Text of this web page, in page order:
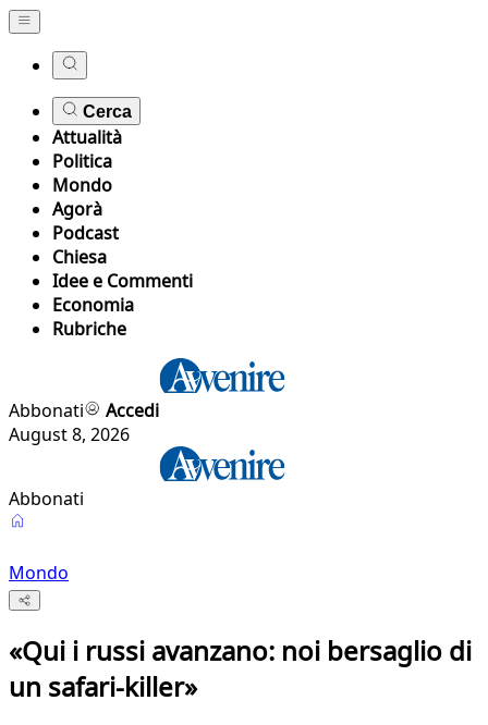
Cerca
Attualità
Politica
Mondo
Agorà
Podcast
Chiesa
Idee e Commenti
Economia
Rubriche
Abbonati
Accedi
August 8, 2026
Abbonati
Mondo
«Qui i russi avanzano: noi bersaglio di
un safari-killer»